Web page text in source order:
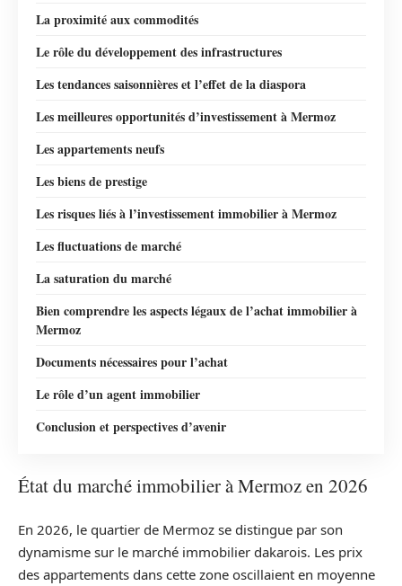
La proximité aux commodités
Le rôle du développement des infrastructures
Les tendances saisonnières et l’effet de la diaspora
Les meilleures opportunités d’investissement à Mermoz
Les appartements neufs
Les biens de prestige
Les risques liés à l’investissement immobilier à Mermoz
Les fluctuations de marché
La saturation du marché
Bien comprendre les aspects légaux de l’achat immobilier à
Mermoz
Documents nécessaires pour l’achat
Le rôle d’un agent immobilier
Conclusion et perspectives d’avenir
État du marché immobilier à Mermoz en 2026
En 2026, le quartier de Mermoz se distingue par son
dynamisme sur le marché immobilier dakarois. Les prix
des appartements dans cette zone oscillaient en moyenne